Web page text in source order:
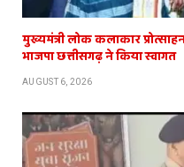
मुख्यमंत्री लोक कलाकार
भाजपा छत्तीसगढ़ ने किया स्वागत
AUGUST 6, 2026